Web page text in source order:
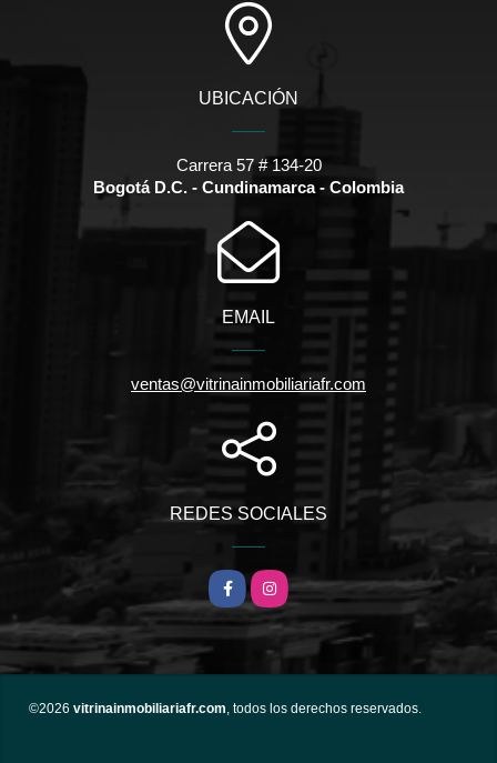
UBICACIÓN
Carrera 57 # 134-20
Bogotá D.C. - Cundinamarca - Colombia
EMAIL
ventas@vitrinainmobiliariafr.com
REDES SOCIALES
FacebookInstagram
©2026 vitrinainmobiliariafr.com, todos los derechos reservados.